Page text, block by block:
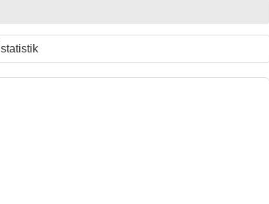
İstatistik